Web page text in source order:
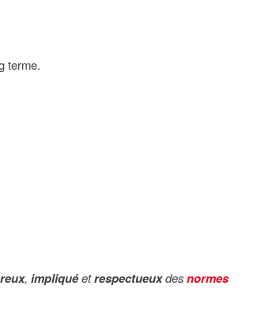
terme.
, impliquéetrespectueuxdesnormes